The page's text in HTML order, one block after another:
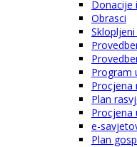
Donacije
Obrasci
Program
Procjena
Plan
Procjena
e-
Plan